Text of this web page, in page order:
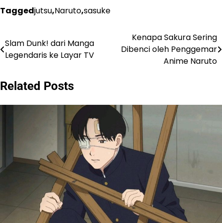
Taggedjutsu,Naruto,sasuke
Navigasi
pos
Slam Dunk! dari Manga
Legendaris ke Layar TV
Kenapa Sakura Sering
Dibenci oleh Penggemar
Anime Naruto
Related Posts